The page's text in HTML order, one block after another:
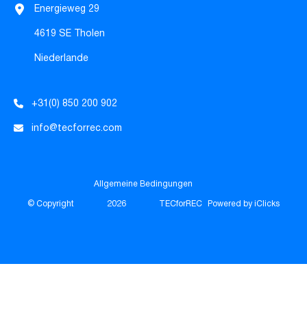
Energieweg 29
4619 SE Tholen
Niederlande
+31(0) 850 200 902
info@tecforrec.com
© Copyright 2026 TECforREC Powered by iClicks
Allgemeine Bedingungen